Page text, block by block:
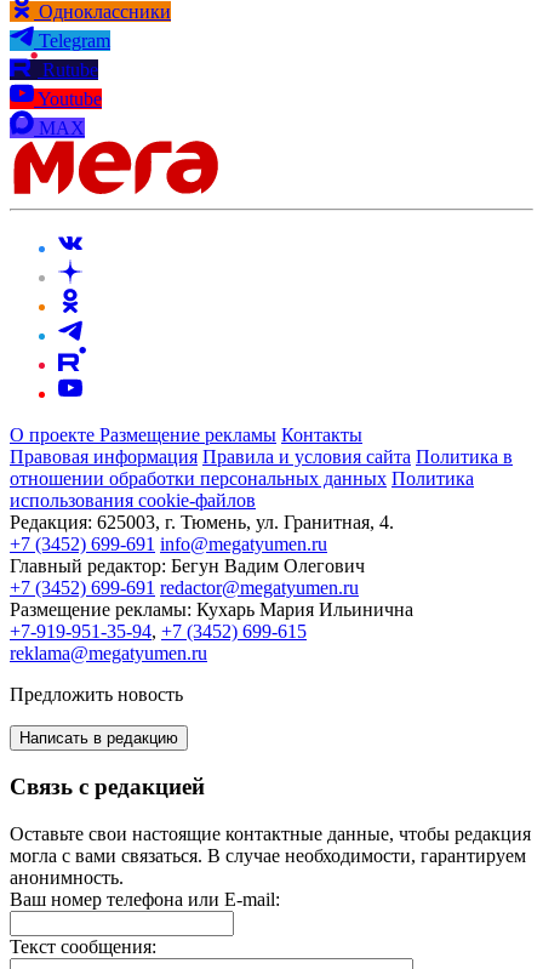
Одноклассники
Telegram
Rutube
Youtube
MAX
О проекте Размещение рекламы Контакты
Правовая информация Правила и условия сайта Политика в
отношении обработки персональных данных Политика
использования cookie-файлов
Редакция: 625003, г. Тюмень, ул. Гранитная, 4.
+7 (3452) 699-691 info@megatyumen.ru
Главный редактор: Бегун Вадим Олегович
+7 (3452) 699-691 redactor@megatyumen.ru
Размещение рекламы: Кухарь Мария Ильинична
+7-919-951-35-94, +7 (3452) 699-615
reklama@megatyumen.ru
Предложить новость
Написать в редакцию
Связь с редакцией
Оставьте свои настоящие контактные данные, чтобы редакция
могла с вами связаться. В случае необходимости, гарантируем
анонимность.
Ваш номер телефона или E-mail:
Текст сообщения: